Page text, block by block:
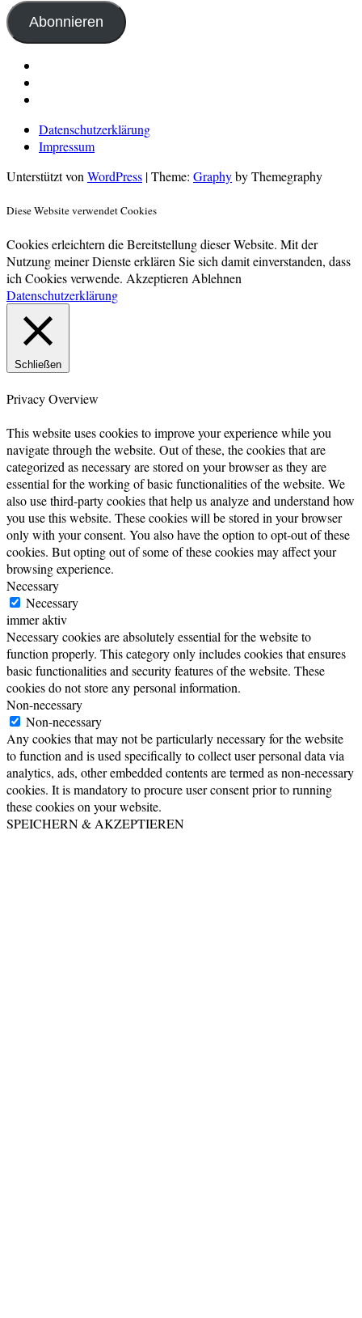
Adresse
Abonnieren
Datenschutzerklärung
Impressum
Unterstützt vonWordPress |Theme: Graphyby Themegraphy
Diese Website verwendet Cookies
Cookies erleichtern die Bereitstellung dieser Website. Mit der
Nutzung meiner Dienste erklären Sie sich damit einverstanden, dass
ich Cookies verwende. Akzeptieren Ablehnen
Datenschutzerklärung
Schließen
Privacy Overview
This website uses cookies to improve your experience while you
navigate through the website. Out of these, the cookies that are
categorized as necessary are stored on your browser as they are
essential for the working of basic functionalities of the website. We
also use third-party cookies that help us analyze and understand how
you use this website. These cookies will be stored in your browser
only with your consent. You also have the option to opt-out of these
cookies. But opting out of some of these cookies may affect your
browsing experience.
Necessary
Necessary
immer aktiv
Necessary cookies are absolutely essential for the website to
function properly. This category only includes cookies that ensures
basic functionalities and security features of the website. These
cookies do not store any personal information.
Non-necessary
Non-necessary
Any cookies that may not be particularly necessary for the website
to function and is used specifically to collect user personal data via
analytics, ads, other embedded contents are termed as non-necessary
cookies. It is mandatory to procure user consent prior to running
these cookies on your website.
SPEICHERN & AKZEPTIEREN